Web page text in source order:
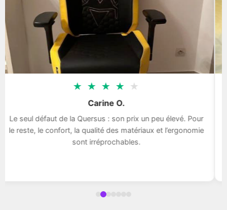
★ ★ ★ ★ ★
Carine O.
Le seul défaut de la Quersus : son prix un peu élevé. Pour
le reste, le confort, la qualité des matériaux et l’ergonomie
sont irréprochables.